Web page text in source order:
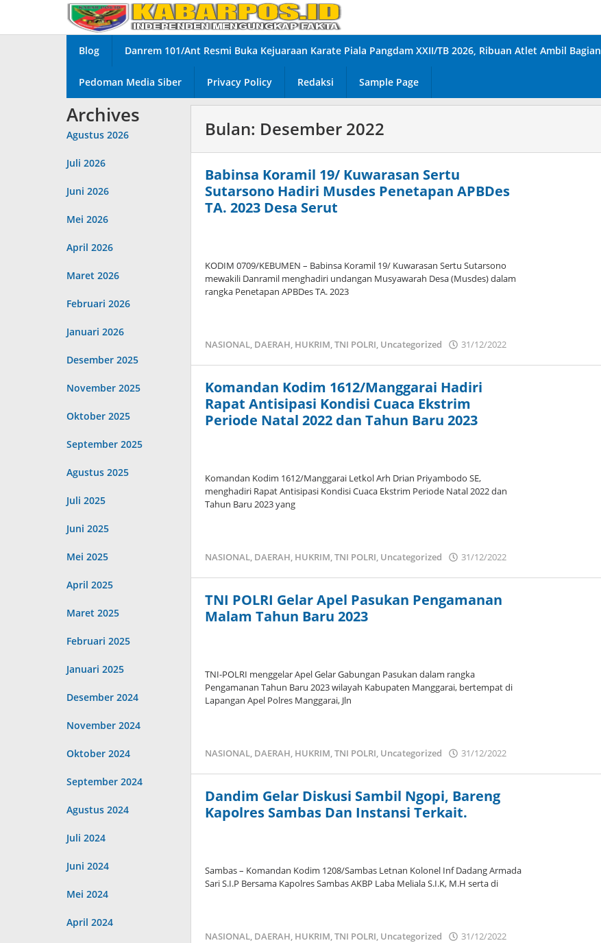
konten
Blog Danrem 101/Ant Resmi Buka Kejuaraan Karate Piala Pangdam XXII/TB 2026, Ribuan Atlet Ambil Bagian
Pedoman Media Siber Privacy Policy Redaksi Sample Page
Archives
Agustus 2026
Juli 2026
Juni 2026
Mei 2026
April 2026
Maret 2026
Februari 2026
Januari 2026
Desember 2025
November 2025
Oktober 2025
September 2025
Agustus 2025
Juli 2025
Juni 2025
Mei 2025
April 2025
Maret 2025
Februari 2025
Januari 2025
Desember 2024
November 2024
Oktober 2024
September 2024
Agustus 2024
Juli 2024
Juni 2024
Mei 2024
April 2024
Bulan: Desember 2022
Babinsa Koramil 19/ Kuwarasan Sertu
Sutarsono Hadiri Musdes Penetapan APBDes
TA. 2023 Desa Serut
KODIM 0709/KEBUMEN – Babinsa Koramil 19/ Kuwarasan Sertu Sutarsono
mewakili Danramil menghadiri undangan Musyawarah Desa (Musdes) dalam
rangka Penetapan APBDes TA. 2023
NASIONAL, DAERAH, HUKRIM,TNI POLRI, Uncategorized 31/12/2022
Komandan Kodim 1612/Manggarai Hadiri
Rapat Antisipasi Kondisi Cuaca Ekstrim
Periode Natal 2022 dan Tahun Baru 2023
Komandan Kodim 1612/Manggarai Letkol Arh Drian Priyambodo SE,
menghadiri Rapat Antisipasi Kondisi Cuaca Ekstrim Periode Natal 2022 dan
Tahun Baru 2023 yang
NASIONAL, DAERAH, HUKRIM,TNI POLRI, Uncategorized 31/12/2022
TNI POLRI Gelar Apel Pasukan Pengamanan
Malam Tahun Baru 2023
TNI-POLRI menggelar Apel Gelar Gabungan Pasukan dalam rangka
Pengamanan Tahun Baru 2023 wilayah Kabupaten Manggarai, bertempat di
Lapangan Apel Polres Manggarai, Jln
NASIONAL, DAERAH, HUKRIM,TNI POLRI, Uncategorized 31/12/2022
Dandim Gelar Diskusi Sambil Ngopi, Bareng
Kapolres Sambas Dan Instansi Terkait.
Sambas – Komandan Kodim 1208/Sambas Letnan Kolonel Inf Dadang Armada
Sari S.I.P Bersama Kapolres Sambas AKBP Laba Meliala S.I.K, M.H serta di
NASIONAL, DAERAH, HUKRIM,TNI POLRI, Uncategorized 31/12/2022